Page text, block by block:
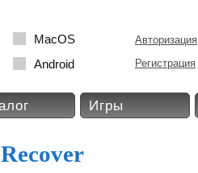
MacOS
Android
Авторизация
Регистрация
Игры